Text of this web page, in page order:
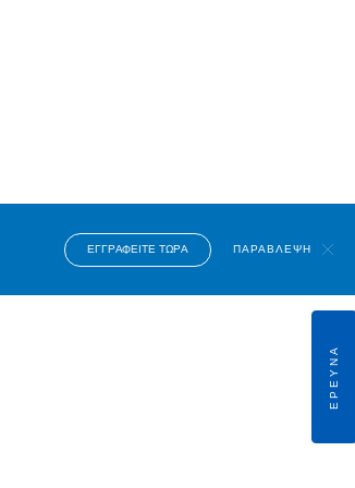
ΕΓΓΡΑΦΕΊΤΕ ΤΏΡΑ ΠΑΡΆΒΛΕΨΗ
ΈΡΕΥΝΑ